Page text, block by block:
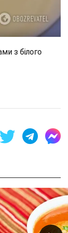
з білого